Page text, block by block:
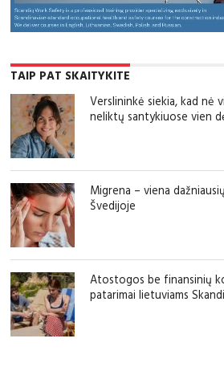
TAIP PAT SKAITYKITE
Verslininkė siekia, kad nė
neliktų santykiuose vien
Migrena – viena
Švedijoje
Atostogos be finansinių
patarimai lietuviams